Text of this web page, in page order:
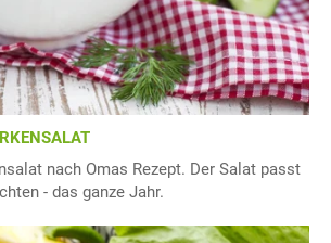
nach Omas Rezept. Der Salat passt
- das ganze Jahr.